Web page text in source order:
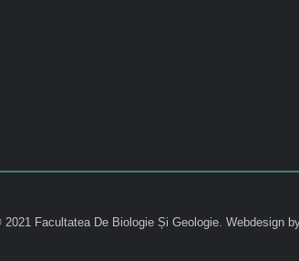
Facultatea De Biologie Și Geologie. Webdesign